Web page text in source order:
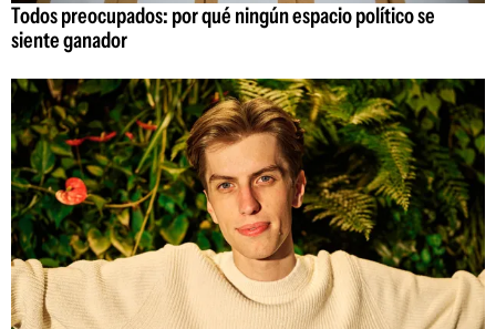
Todos preocupados: por qué ningún espacio político se
siente ganador